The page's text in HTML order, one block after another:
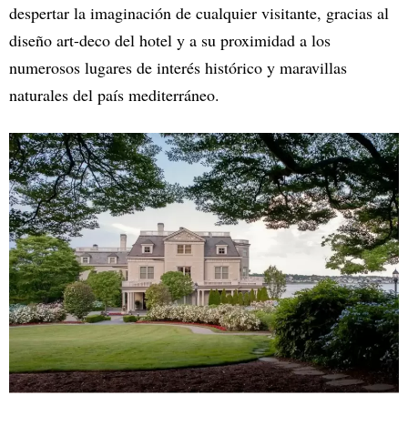
despertar la imaginación de cualquier visitante, gracias al
diseño art-deco del hotel y a su proximidad a los
numerosos lugares de interés histórico y maravillas
naturales del país mediterráneo.